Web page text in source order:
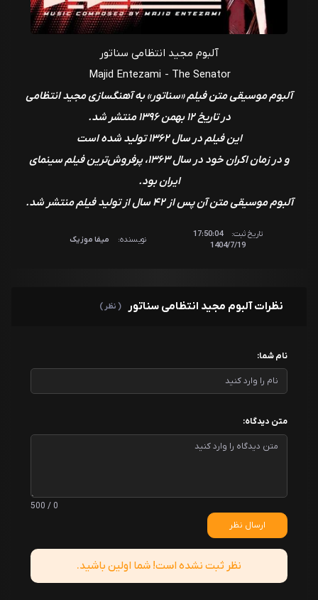
آلبوم مجید انتظامی سناتور
Majid Entezami - The Senator
آلبوم موسیقی متن فیلم «سناتور» به آهنگسازی مجید انتظامی
در تاریخ ۱۲ بهمن ۱۳۹۶ منتشر شد.
این فیلم در سال ۱۳۶۲ تولید شده است
و در زمان اکران خود در سال ۱۳۶۳، پرفروش‌ترین فیلم سینمای
ایران بود.
آلبوم موسیقی متن آن پس از ۴۲ سال از تولید فیلم منتشر شد.
تاریخ ثبت:
17:50:04
1404/7/19
نویسنده: میفا موزیک
نظرات آلبوم مجید انتظامی سناتور ( نظر )
نام شما:
متن دیدگاه:
0 / 500
ارسال نظر
نظر ثبت نشده است! شما اولین باشید.
19 - Assassination of the
Senator (End Credits)
مجید انتظامی
20 - Themes from The Senator
مجید انتظامی